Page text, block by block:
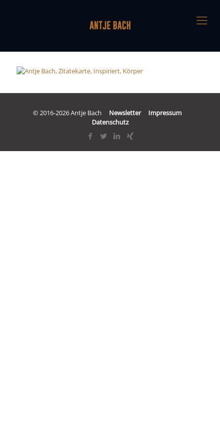
© 2016-2026 Antje Bach Newsletter
Impressum
Datenschutz